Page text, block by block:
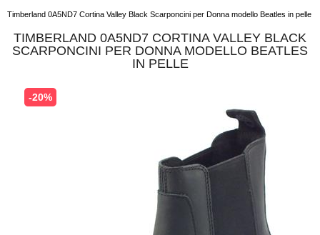
Timberland 0A5ND7 Cortina Valley Black Scarponcini per Donna modello Beatles in pelle
TIMBERLAND 0A5ND7 CORTINA VALLEY BLACK
SCARPONCINI PER DONNA MODELLO BEATLES
IN PELLE
-20%